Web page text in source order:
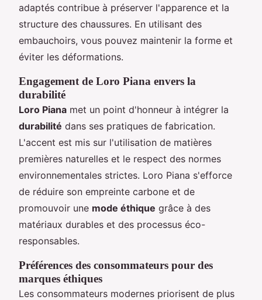
adaptés contribue à préserver l'apparence et la
structure des chaussures. En utilisant des
embauchoirs, vous pouvez maintenir la forme et
éviter les déformations.
Engagement de Loro Piana envers la
durabilité
Loro Piana met un point d'honneur à intégrer la
durabilité dans ses pratiques de fabrication.
L'accent est mis sur l'utilisation de matières
premières naturelles et le respect des normes
environnementales strictes. Loro Piana s'efforce
de réduire son empreinte carbone et de
promouvoir une mode éthique grâce à des
matériaux durables et des processus éco-
responsables.
Préférences des consommateurs pour des
marques éthiques
Les consommateurs modernes priorisent de plus